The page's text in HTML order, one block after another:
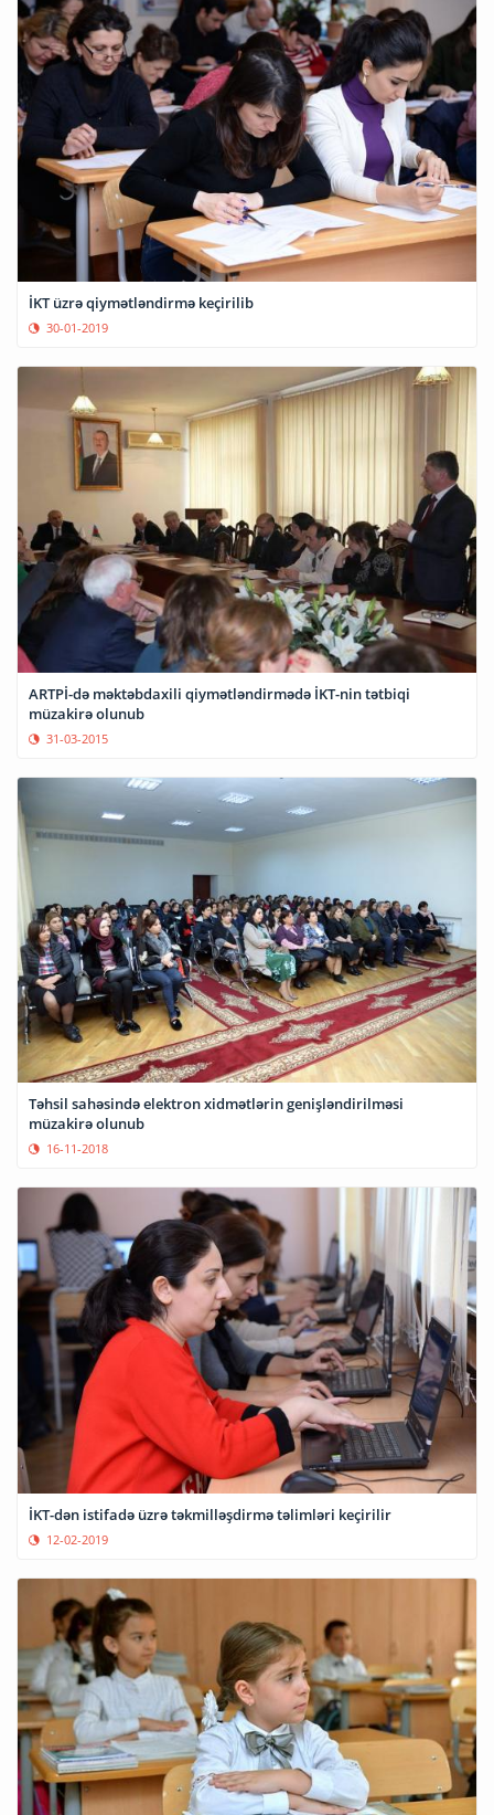
İKT üzrə qiymətləndirmə keçirilib
30-01-2019
ARTPİ-də məktəbdaxili qiymətləndirmədə İKT-nin tətbiqi
müzakirə olunub
31-03-2015
Təhsil sahəsində elektron xidmətlərin genişləndirilməsi
müzakirə olunub
16-11-2018
İKT-dən istifadə üzrə təkmilləşdirmə təlimləri keçirilir
12-02-2019